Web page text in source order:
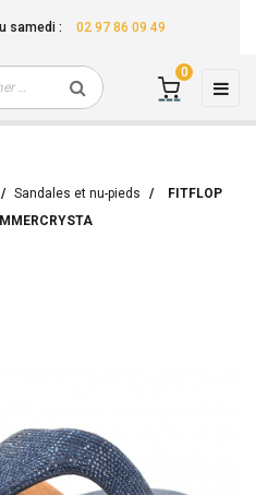
samedi : 02 97 86 09 49
☰
0
Sandales et nu-pieds
FITFLOP